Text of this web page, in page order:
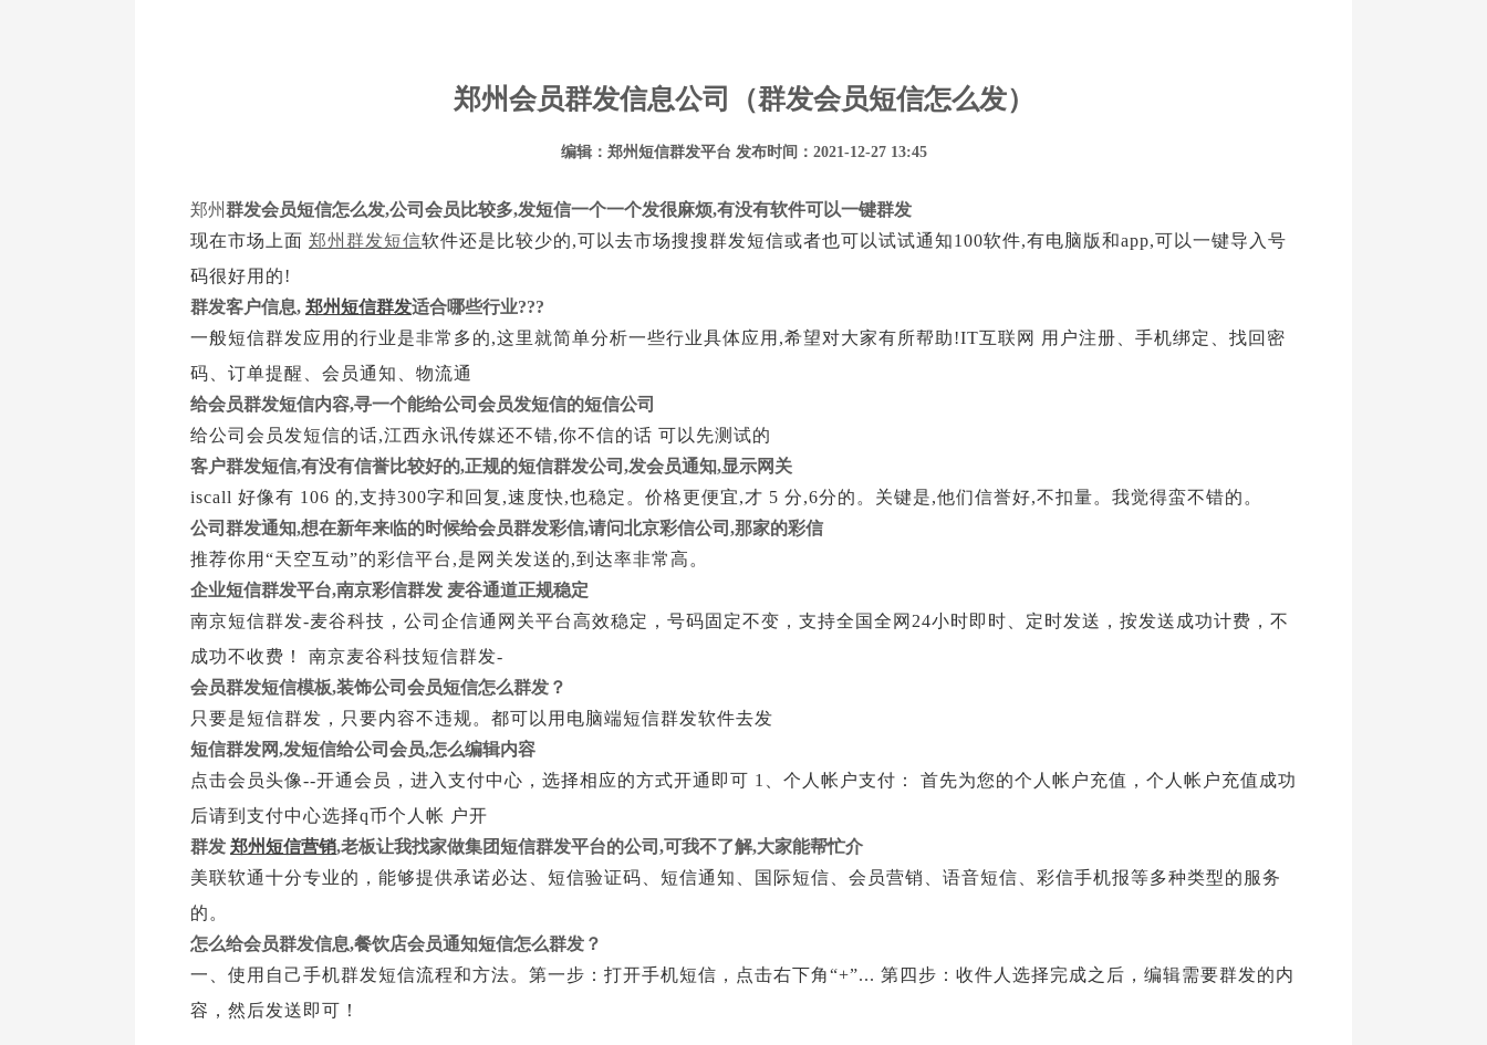
郑州会员群发信息公司（群发会员短信怎么发）
编辑：郑州短信群发平台 发布时间：2021-12-27 13:45
郑州群发会员短信怎么发,公司会员比较多,发短信一个一个发很麻烦,有没有软件可以一键群发
现在市场上面 郑州群发短信软件还是比较少的,可以去市场搜搜群发短信或者也可以试试通知100软件,有电脑版和app,可以一键导入号
码很好用的!
群发客户信息, 郑州短信群发适合哪些行业???
一般短信群发应用的行业是非常多的,这里就简单分析一些行业具体应用,希望对大家有所帮助!IT互联网 用户注册、手机绑定、找回密
码、订单提醒、会员通知、物流通
给会员群发短信内容,寻一个能给公司会员发短信的短信公司
给公司会员发短信的话,江西永讯传媒还不错,你不信的话 可以先测试的
客户群发短信,有没有信誉比较好的,正规的短信群发公司,发会员通知,显示网关
iscall 好像有 106 的,支持300字和回复,速度快,也稳定。价格更便宜,才 5 分,6分的。关键是,他们信誉好,不扣量。我觉得蛮不错的。
公司群发通知,想在新年来临的时候给会员群发彩信,请问北京彩信公司,那家的彩信
推荐你用“天空互动”的彩信平台,是网关发送的,到达率非常高。
企业短信群发平台,南京彩信群发 麦谷通道正规稳定
南京短信群发-麦谷科技，公司企信通网关平台高效稳定，号码固定不变，支持全国全网24小时即时、定时发送，按发送成功计费，不
成功不收费！ 南京麦谷科技短信群发-
会员群发短信模板,装饰公司会员短信怎么群发？
只要是短信群发，只要内容不违规。都可以用电脑端短信群发软件去发
短信群发网,发短信给公司会员,怎么编辑内容
点击会员头像--开通会员，进入支付中心，选择相应的方式开通即可 1、个人帐户支付： 首先为您的个人帐户充值，个人帐户充值成功
后请到支付中心选择q币个人帐 户开
群发 郑州短信营销,老板让我找家做集团短信群发平台的公司,可我不了解,大家能帮忙介
美联软通十分专业的，能够提供承诺必达、短信验证码、短信通知、国际短信、会员营销、语音短信、彩信手机报等多种类型的服务
的。
怎么给会员群发信息,餐饮店会员通知短信怎么群发？
一、使用自己手机群发短信流程和方法。第一步：打开手机短信，点击右下角“+”... 第四步：收件人选择完成之后，编辑需要群发的内
容，然后发送即可！